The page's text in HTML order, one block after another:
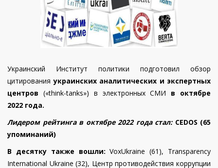
Украинский Институт политики
подготовил обзор
цитирования украинских аналитических и экспертных
центров («think-tanks») в электронных СМИ в октябре
2022 года.
Лидером рейтинга в октябре 2022 года стал:CEDOS (65
упоминаний)
В десятку также вошли:VoxUkraine (61), Transparency
International Ukraine (32), Центр противодействия коррупции